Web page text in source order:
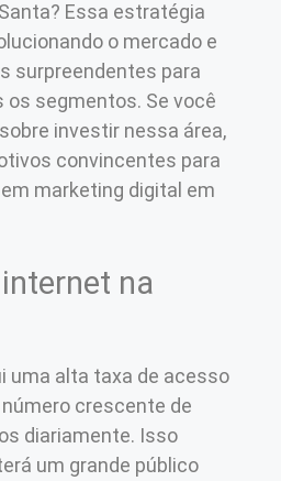
Essa estratégia
o mercado e
surpreendentes para
os segmentos. Se você
investir nessa área,
convincentes para
marketing digital em
na
uma alta taxa de acesso
crescente de
diariamente. Isso
um grande público